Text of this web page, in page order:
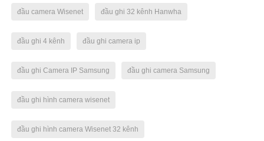
đầu camera Wisenet đầu ghi 32 kênh Hanwha
đầu ghi 4 kênh đầu ghi camera ip
đầu ghi Camera IP Samsung đầu ghi camera Samsung
đầu ghi hình camera wisenet
đầu ghi hình camera Wisenet 32 kênh